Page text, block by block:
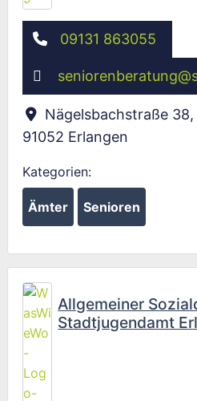
09131 863055
seniorenberatung@
Nägelsbachstraße
91052 Erlangen
Kategorien:
Ämter Senioren
Allgemeiner
Stadtjugendamt